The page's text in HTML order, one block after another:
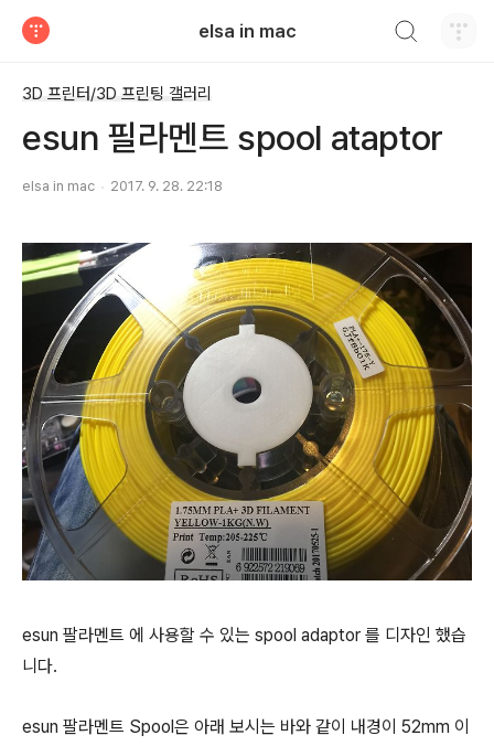
elsa in mac
3D 프린터/3D 프린팅 갤러리
esun 필라멘트 spool ataptor
elsa in mac 2017. 9. 28. 22:18
esun 팔라멘트 에 사용할 수 있는 spool adaptor 를 디자인 했습
니다.
esun 팔라멘트 Spool은 아래 보시는 바와 같이 내경이 52mm 이